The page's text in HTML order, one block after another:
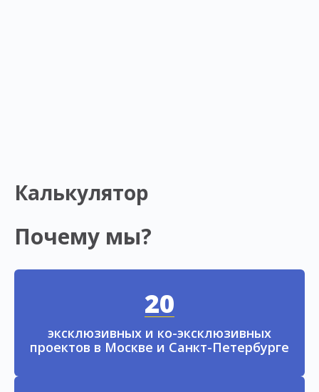
Калькулятор
Почему мы?
20
эксклюзивных и ко-эксклюзивных
проектов в Москве и Санкт-Петербурге